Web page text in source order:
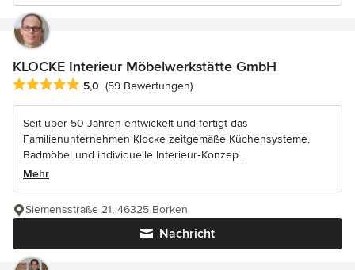
KLOCKE Interieur Möbelwerkstätte GmbH
Durchschnittliche Bewertung: 5 von 5 Sternen
5,0 (59 Bewertungen)
Seit über 50 Jahren entwickelt und fertigt das
Familienunternehmen Klocke zeitgemäße Küchensysteme,
Badmöbel und individuelle Interieur‑Konzep...
Mehr
Nachricht
Siemensstraße 21, 46325 Borken